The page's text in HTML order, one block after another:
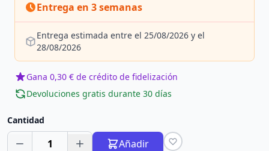
Entrega en 3 semanas
Entrega estimada entre el 25/08/2026 y el
28/08/2026
Gana 0,30 € de crédito de fidelización
Devoluciones gratis durante 30 días
Cantidad
1 Añadir